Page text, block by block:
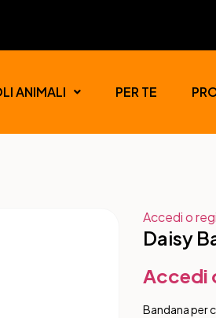
ANIMALI PER TE
Accedi o
Daisy
Accedi
Bandana per